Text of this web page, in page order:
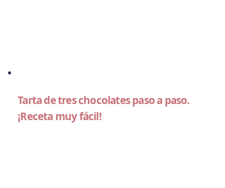
Tarta de tres chocolates paso a paso.
¡Receta muy fácil!